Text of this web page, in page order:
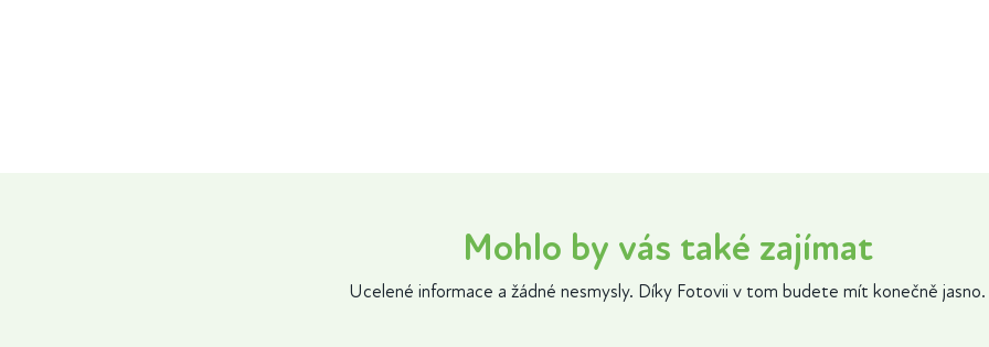
Mohlo by vás také zajímat
Ucelené informace a žádné nesmysly. Díky Fotovii v tom budete mít konečně jasno.